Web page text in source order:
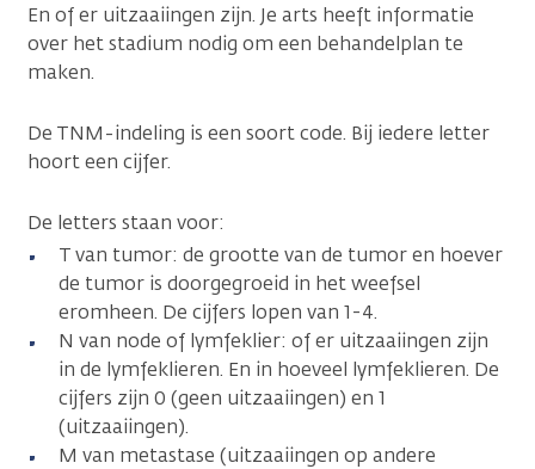
En of er uitzaaiingen zijn. Je arts heeft informatie
over het stadium nodig om een behandelplan te
maken.
De TNM-indeling is een soort code. Bij iedere letter
hoort een cijfer.
De letters staan voor:
T van tumor: de grootte van de tumor en hoever
de tumor is doorgegroeid in het weefsel
eromheen. De cijfers lopen van 1-4.
N van node of lymfeklier: of er uitzaaiingen zijn
in de lymfeklieren. En in hoeveel lymfeklieren. De
cijfers zijn 0 (geen uitzaaiingen) en 1
(uitzaaiingen).
M van metastase (uitzaaiingen op andere